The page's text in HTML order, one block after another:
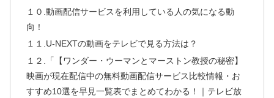
１０.動画配信サービスを利用している人の気になる動
向！
１１.U-NEXTの動画をテレビで見る方法は？
１２.「【ワンダー・ウーマンとマーストン教授の秘密】
映画が現在配信中の無料動画配信サービス比較情報・お
すすめ10選を早見一覧表でまとめてわかる！｜テレビ放